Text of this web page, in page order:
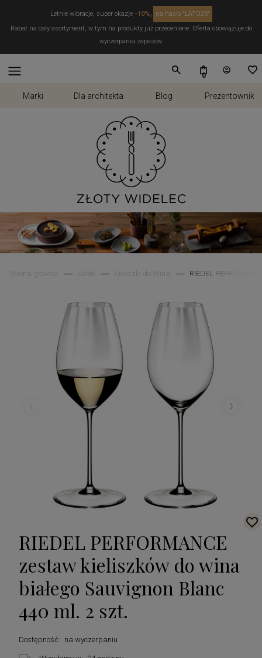
Letnie wibracje, super okazje -10%,
na hasło "LATO26"
Rabat na cały asortyment, w tym na produkty już przecenione. Oferta obowiązuje do
wyczerpania zapasów.
Marki Dla architekta Blog Prezentownik
Strona główna Szkło Kieliszki do Wina RIEDEL
RIEDEL PERFORMANCE
zestaw kieliszków do wina
białego Sauvignon Blanc
440 ml. 2 szt.
Dostępność: na wyczerpaniu